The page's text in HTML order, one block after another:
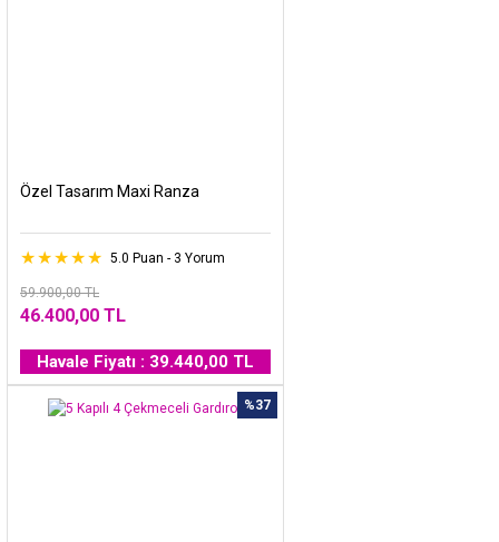
Özel Tasarım Maxi Ranza
5.0 Puan - 3 Yorum
59.900,00 TL
46.400,00 TL
Havale Fiyatı : 39.440,00 TL
%37